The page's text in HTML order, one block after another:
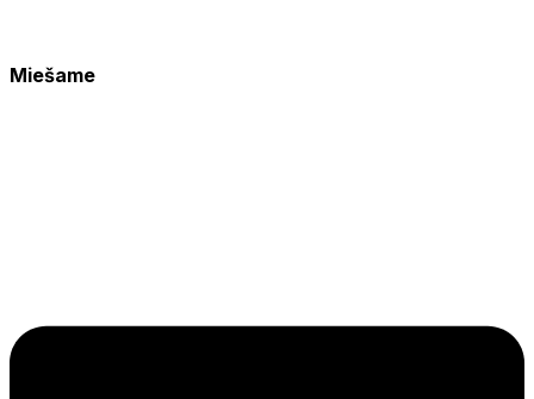
Miešame